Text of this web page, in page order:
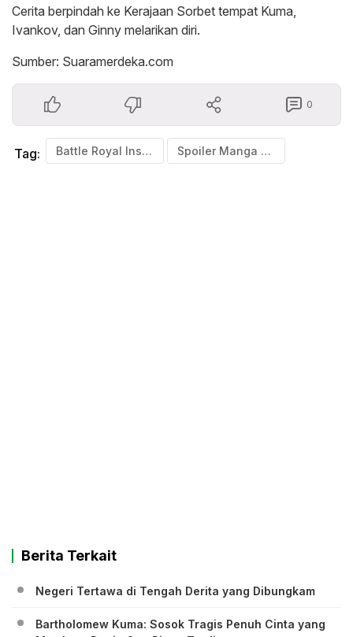
Cerita berpindah ke Kerajaan Sorbet tempat Kuma,
Ivankov, dan Ginny melarikan diri.
Sumber: Suaramerdeka.com
0
Tag: Battle Royal Insiden God Valley Terkuak! Spoiler Manga One Piece Chapter 1096
Berita Terkait
Negeri Tertawa di Tengah Derita yang Dibungkam
Bartholomew Kuma: Sosok Tragis Penuh Cinta yang